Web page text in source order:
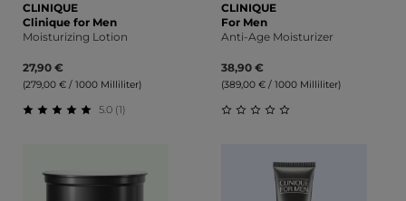
CLINIQUE
Clinique for Men
Moisturizing Lotion
27,90 €
(279,00 € / 1000 Milliliter)
5.0 (1)
CLINIQUE
For Men
Anti-Age Moisturizer
38,90 €
(389,00 € / 1000 Milliliter)